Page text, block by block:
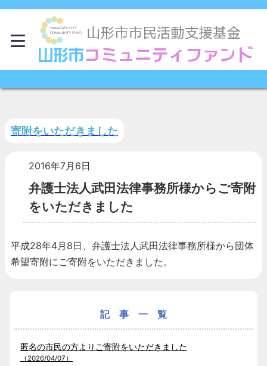
寄附をいただきました
2016年7月6日
弁護士法人武田法律事務所様からご寄附
をいただきました
平成28年4月8日、弁護士法人武田法律事務所様から団体
希望寄附にご寄附をいただきました。
記 事 一 覧
匿名の市民の方よりご寄附をいただきました
（2026/04/07）